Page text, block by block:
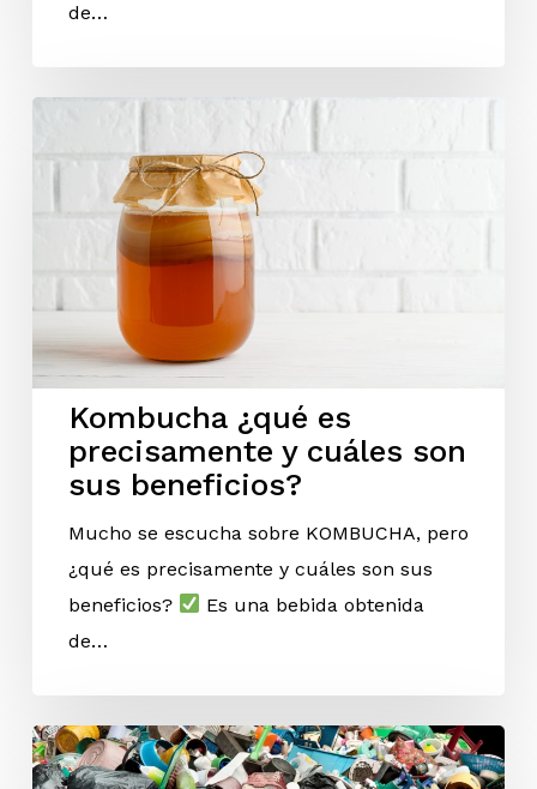
de…
Kombucha ¿qué es
precisamente y cuáles son
sus beneficios?
Mucho se escucha sobre KOMBUCHA, pero
¿qué es precisamente y cuáles son sus
beneficios?
Es una bebida obtenida
de…